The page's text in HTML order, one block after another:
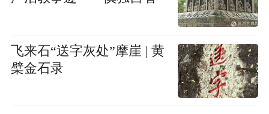
飞来石“送字灰处”摩崖 | 黄
檗金石录